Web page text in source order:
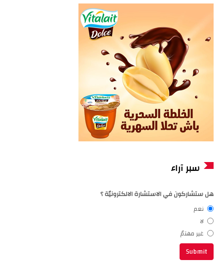
سبر آراء
هل ستشاركون في الاستشارة الالكترونيّة ؟
نعم
لا
غير مهتمّ